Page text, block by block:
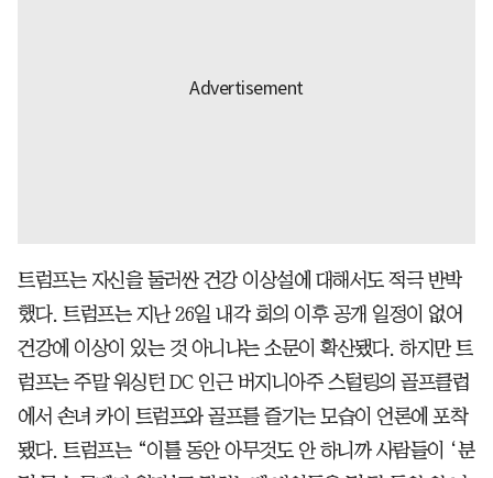
트럼프는 자신을 둘러싼 건강 이상설에 대해서도 적극 반박
했다. 트럼프는 지난 26일 내각 회의 이후 공개 일정이 없어
건강에 이상이 있는 것 아니냐는 소문이 확산됐다. 하지만 트
럼프는 주말 워싱턴 DC 인근 버지니아주 스털링의 골프클럽
에서 손녀 카이 트럼프와 골프를 즐기는 모습이 언론에 포착
됐다. 트럼프는 “이틀 동안 아무것도 안 하니까 사람들이 ‘분